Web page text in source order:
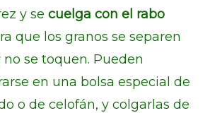
y se cuelga con el rabo
que los granos se separen
se toquen. Pueden
en una bolsa especial de
o de celofán, y colgarlas de